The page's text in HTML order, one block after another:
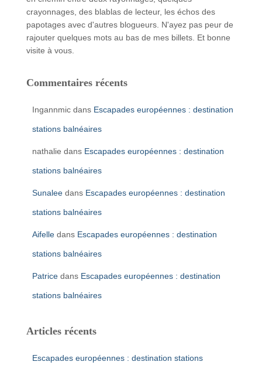
crayonnages, des blablas de lecteur, les échos des
papotages avec d'autres blogueurs. N'ayez pas peur de
rajouter quelques mots au bas de mes billets. Et bonne
visite à vous.
Commentaires récents
Ingannmic dans Escapades européennes : destination
stations balnéaires
nathalie dans Escapades européennes : destination
stations balnéaires
Sunalee dans Escapades européennes : destination
stations balnéaires
Aifelle dans Escapades européennes : destination
stations balnéaires
Patrice dans Escapades européennes : destination
stations balnéaires
Articles récents
Escapades européennes : destination stations